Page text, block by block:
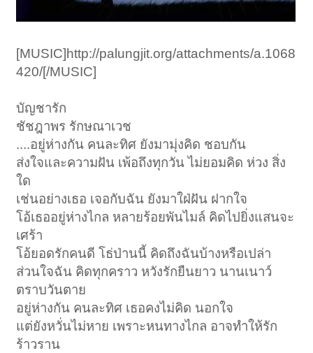
[MUSIC]http://palungjit.org/attachments/a.1068
420/[/MUSIC]
บัญชารัก
ชัชฎาพร รักษณาเวช
....อยู่ห่างกัน คนละทิศ ยังมามุ่งคิด ชอบกัน
ส่งใจและความฝัน เพ้อถึงทุกวัน ไม่ยอมคิด ห่วง สิ่ง
ใด
เช่นอย่างเธอ เจอกับฉัน ยังมาใฝ่ฝัน ฝากใจ
โอ้เธออยู่ห่างไกล หลายร้อยพันไมล์ คิดไปยิ่งแสนจะ
เศร้า
โอ้ยอดรักคนดี โธ่ป่านนี้ คิดถึงฉันบ้างหรือเปล่า
ส่วนใจฉัน คิดทุกคราว หวังรักยืนยาว นานเนาว์
ตราบวันตาย
อยู่ห่างกัน คนละทิศ เธอคงไม่คิด นอกใจ
แต่ยังหวั่นไม่หาย เพราะหนทางไกล อาจทำให้รัก
ร้าวราน